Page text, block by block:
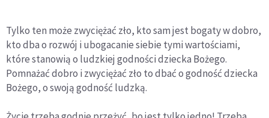
Tylko ten może zwyciężać zło, kto sam jest bogaty w dobro,
kto dba o rozwój i ubogacanie siebie tymi wartościami,
które stanowią o ludzkiej godności dziecka Bożego.
Pomnażać dobro i zwyciężać zło to dbać o godność dziecka
Bożego, o swoją godność ludzką.